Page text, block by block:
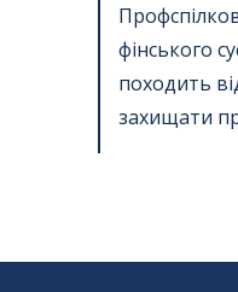
фінського
походить
захищати